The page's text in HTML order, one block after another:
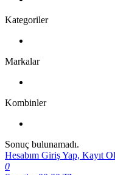
Kategoriler
Markalar
Kombinler
Sonuç bulunamadı.
Hesabım Giriş Yap, Kayıt Ol
0